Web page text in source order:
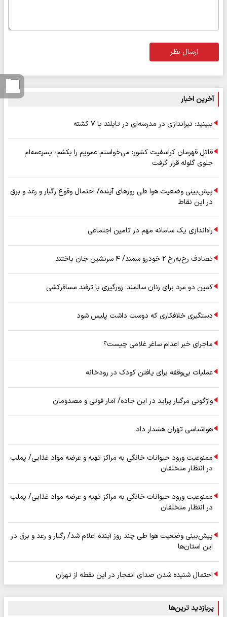
ارسال نظر
آخرین اخبار
ببینید: تیراندازی در مدرسه‌ای در تایلند با ۷ کشته
قاتل قهرمان کراسفیت کشور: می‌خواستم عمویم را بکشم، پسرعمه‌ام
جلوی گلوله قرار گرفت
پیش‌بینی وضعیت هوا طی روزهای آینده/ احتمال وقوع رگبار و رعد و برق
در این نقاط
راه‌اندازی یک سامانه مهم در تامین اجتماعی
تصادف رخ‌به‌رخ ۲ خودرو سمند/ ۴ سرنشین جان باختند
کمین دو مرد برای زنان سالمند؛ زورگیری با ترفند مسافرکشی
دستگیری خلافکاری که دوست داشت پلیس شود
ماجرای خبر اعدام ساغر غلامی چیست؟
عملیات بی‌وقفه برای یافتن کودک در رودخانه
واژگونی مرگبار پراید در این جاده/ آمار فوتی و مصدومان
هواشناسی تهران هشدار داد
ممنوعیت ورود حیوانات خانگی به مراکز تهیه و عرضه مواد غذایی/ پملب
در انتظار متخلفان
ممنوعیت ورود حیوانات خانگی به مراکز تهیه و عرضه مواد غذایی/ پملب
در انتظار متخلفان
پیش‌بینی وضعیت هوا طی چند روز آینده اعلام شد/ رگبار و رعد و برق در
این استان‌ها
احتمال شنیده شدن صدای انفجار در این نقطه از تهران
پربازدید ترین‌ها